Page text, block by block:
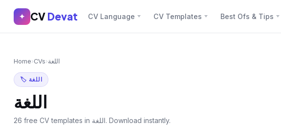
✦ CVDevat ✕
Browse CVs
Most Downloaded
Most Liked
✦ CVDevat CV Language CV Templates Best Ofs & Tips
Home›CVs›اللغة
🏷 اللغة
اللغة
26 free CV templates in اللغة. Download instantly.